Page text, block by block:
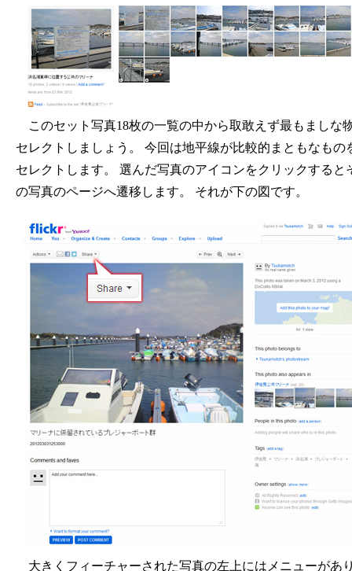
このセット写真18枚の一覧の中から取敢えず最もましな
セレクトしましょう。 今回は地平線が比較的まともなもの
セレクトします。 選んだ写真のアイコンをクリックすると
の写真のページへ遷移します。 それが下の図です。
大きくフィーチャーされた写真の左上にはメニューがあ